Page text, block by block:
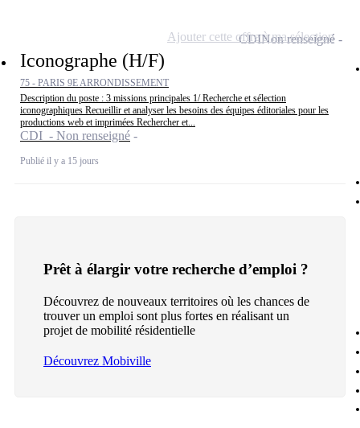
Iconographe (H/F)
75 - PARIS 9E ARRONDISSEMENT
Description du poste : 3 missions principales 1/ Recherche et sélection
iconographiques Recueillir et analyser les besoins des équipes éditoriales pour les
productions web et imprimées Rechercher et...
CDI - Non renseigné
Publié il y a 15 jours
CDINon renseigné
Ajouter cette offre à ma sélection
Prêt à élargir votre recherche d’emploi ?
Découvrez de nouveaux territoires où les chances de
trouver un emploi sont plus fortes en réalisant un
projet de mobilité résidentielle
Découvrez Mobiville